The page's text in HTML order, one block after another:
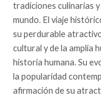
tradiciones culinarias
mundo. El viaje
su perdurable
cultural y de la amplia
historia humana. Su
la popularidad
afirmación de su